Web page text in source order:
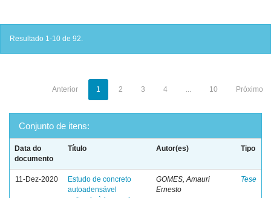
Resultado 1-10 de 92.
Anterior 1 2 3 4 ... 10 Próximo
Conjunto de itens:
Data do
documento
Título Autor(es) Tipo
11-Dez-2020
Estudo de concreto
autoadensável
GOMES, Amauri
Ernesto
Tese